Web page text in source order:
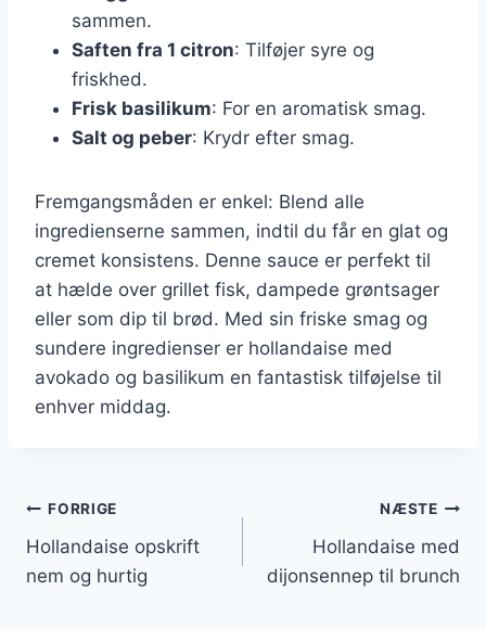
sammen.
Saften fra 1 citron: Tilføjer syre og
friskhed.
Frisk basilikum: For en aromatisk smag.
Salt og peber: Krydr efter smag.
Fremgangsmåden er enkel: Blend alle
ingredienserne sammen, indtil du får en glat og
cremet konsistens. Denne sauce er perfekt til
at hælde over grillet fisk, dampede grøntsager
eller som dip til brød. Med sin friske smag og
sundere ingredienser er hollandaise med
avokado og basilikum en fantastisk tilføjelse til
enhver middag.
Indlægsnavigation
FORRIGE
Hollandaise opskrift
nem og hurtig
NÆSTE
Hollandaise med
dijonsennep til brunch